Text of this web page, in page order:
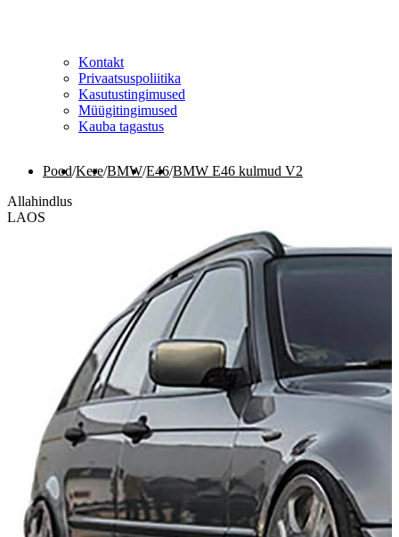
Kontakt
Privaatsuspoliitika
Kasutustingimused
Müügitingimused
Kauba tagastus
Pood/Kere/BMW/E46/BMW E46 kulmud V2
Allahindlus
LAOS